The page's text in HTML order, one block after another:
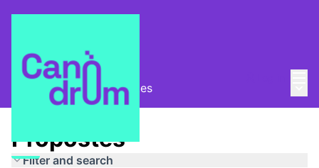
Pla Estratègic Propostes
Propostes
Filter and search